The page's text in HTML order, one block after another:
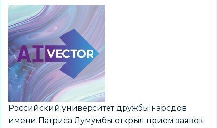
Российский университет дружбы народов
имени Патриса Лумумбы открыл прием заявок